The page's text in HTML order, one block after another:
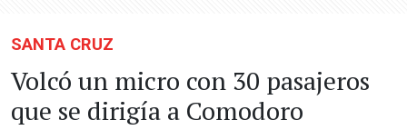
SANTA CRUZ
Volcó un micro con 30 pasajeros
que se dirigía a Comodoro